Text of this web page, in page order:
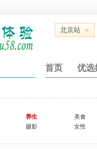
北京站
首页 优选
养生 美食
摄影 女性